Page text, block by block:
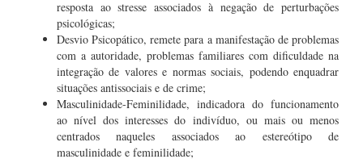
resposta ao stresse associados à negação de perturbações
psicológicas;
Desvio Psicopático, remete para a manifestação de problemas
com a autoridade, problemas familiares com dificuldade na
integração de valores e normas sociais, podendo enquadrar
situações antissociais e de crime;
Masculinidade-Feminilidade, indicadora do funcionamento
ao nível dos interesses do indivíduo, ou mais ou menos
centrados naqueles associados ao estereótipo de
masculinidade e feminilidade;